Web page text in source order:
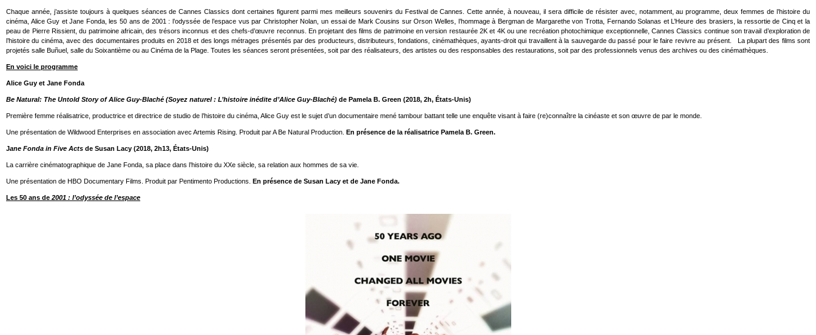
Chaque année, j’assiste toujours à quelques séances de Cannes Classics dont certaines figurent parmi mes meilleurs souvenirs du Festival de Cannes. Cette année, à nouveau, il sera difficile de résister avec, notamment, au programme, deux femmes de l’histoire du
cinéma, Alice Guy et Jane Fonda, les 50 ans de 2001 : l’odyssée de l’espace vus par Christopher Nolan, un essai de Mark Cousins sur Orson Welles, l’hommage à Bergman de Margarethe von Trotta, Fernando Solanas et L’Heure des brasiers, la ressortie de Cinq et la
peau de Pierre Rissient, du patrimoine africain, des trésors inconnus et des chefs-d’œuvre reconnus. En projetant des films de patrimoine en version restaurée 2K et 4K ou une recréation photochimique exceptionnelle, Cannes Classics continue son travail d’exploration de
l’histoire du cinéma, avec des documentaires produits en 2018 et des longs métrages présentés par des producteurs, distributeurs, fondations, cinémathèques, ayants-droit qui travaillent à la sauvegarde du passé pour le faire revivre au présent. La plupart des films sont
projetés salle Buñuel, salle du Soixantième ou au Cinéma de la Plage. Toutes les séances seront présentées, soit par des réalisateurs, des artistes ou des responsables des restaurations, soit par des professionnels venus des archives ou des cinémathèques.
En voici le programme
Alice Guy et Jane Fonda
Be Natural: The Untold Story of Alice Guy-Blaché (Soyez naturel : L’histoire inédite d’Alice Guy-Blaché) de Pamela B. Green (2018, 2h, États-Unis)
Première femme réalisatrice, productrice et directrice de studio de l’histoire du cinéma, Alice Guy est le sujet d’un documentaire mené tambour battant telle une enquête visant à faire (re)connaître la cinéaste et son œuvre de par le monde.
Une présentation de Wildwood Enterprises en association avec Artemis Rising. Produit par A Be Natural Production. En présence de la réalisatrice Pamela B. Green.
Jane Fonda in Five Acts de Susan Lacy (2018, 2h13, États-Unis)
La carrière cinématographique de Jane Fonda, sa place dans l’histoire du XXe siècle, sa relation aux hommes de sa vie.
Une présentation de HBO Documentary Films. Produit par Pentimento Productions. En présence de Susan Lacy et de Jane Fonda.
Les 50 ans de 2001 : l’odyssée de l’espace